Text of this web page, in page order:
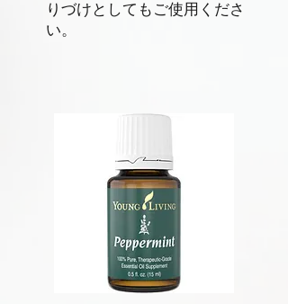
りづけとしてもご使用くださ
い。